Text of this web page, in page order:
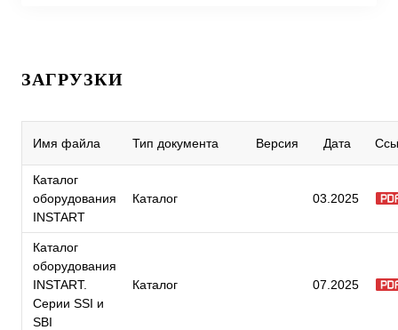
ЗАГРУЗКИ
Имя файла Тип документа Версия Дата
Каталог
оборудования
INSTART
Каталог 03.2025
Каталог
оборудования
INSTART.
Серии SSI и
SBI
Каталог 07.2025